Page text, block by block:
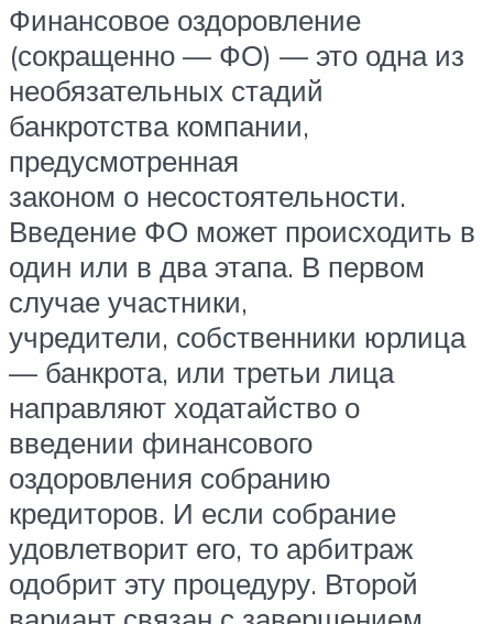
Финансовое оздоровление
(сокращенно — ФО) — это одна из
необязательных стадий
банкротства компании,
предусмотренная
законом о несостоятельности.
Введение ФО может происходить в
один или в два этапа. В первом
случае участники,
учредители, собственники юрлица
— банкрота, или третьи лица
направляют ходатайство о
введении финансового
оздоровления собранию
кредиторов. И если собрание
удовлетворит его, то арбитраж
одобрит эту процедуру. Второй